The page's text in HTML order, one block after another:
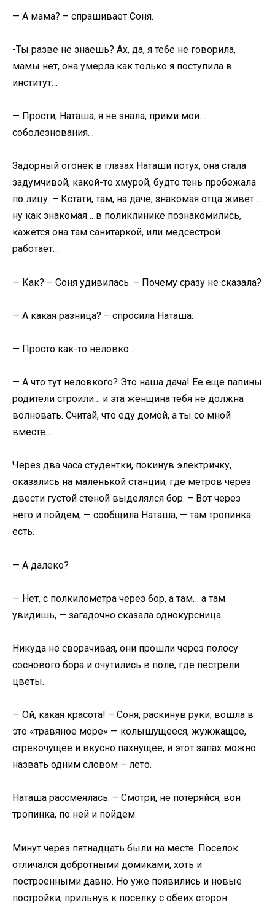
— А мама? – спрашивает Соня.
-Ты разве не знаешь? Ах, да, я тебе не говорила,
мамы нет, она умерла как только я поступила в
институт…
— Прости, Наташа, я не знала, прими мои…
соболезнования…
Задорный огонек в глазах Наташи потух, она стала
задумчивой, какой-то хмурой, будто тень пробежала
по лицу. – Кстати, там, на даче, знакомая отца живет…
ну как знакомая… в поликлинике познакомились,
кажется она там санитаркой, или медсестрой
работает…
— Как? – Соня удивилась. – Почему сразу не сказала?
— А какая разница? – спросила Наташа.
— Просто как-то неловко…
— А что тут неловкого? Это наша дача! Ее еще папины
родители строили… и эта женщина тебя не должна
волновать. Считай, что еду домой, а ты со мной
вместе…
Через два часа студентки, покинув электричку,
оказались на маленькой станции, где метров через
двести густой стеной выделялся бор. – Вот через
него и пойдем, — сообщила Наташа, — там тропинка
есть.
— А далеко?
— Нет, с полкилометра через бор, а там… а там
увидишь, — загадочно сказала однокурсница.
Никуда не сворачивая, они прошли через полосу
соснового бора и очутились в поле, где пестрели
цветы.
— Ой, какая красота! – Соня, раскинув руки, вошла в
это «травяное море» — колышущееся, жужжащее,
стрекочущее и вкусно пахнущее, и этот запах можно
назвать одним словом – лето.
Наташа рассмеялась. – Смотри, не потеряйся, вон
тропинка, по ней и пойдем.
Минут через пятнадцать были на месте. Поселок
отличался добротными домиками, хоть и
построенными давно. Но уже появились и новые
постройки, прильнув к поселку с обеих сторон.